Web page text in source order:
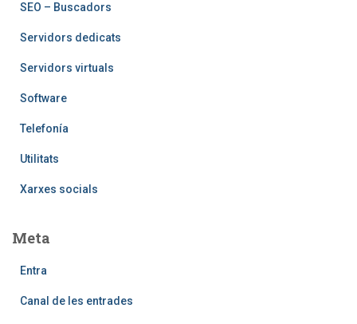
SEO – Buscadors
Servidors dedicats
Servidors virtuals
Software
Telefoní­a
Utilitats
Xarxes socials
Meta
Entra
Canal de les entrades